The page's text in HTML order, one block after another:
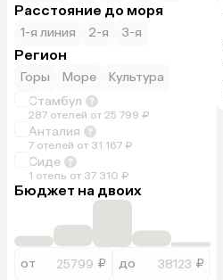
Расстояние до моря
1-я линия 2-я 3-я
Регион
Горы Море
Культура
Стамбул
287 отелей от 25 799 ₽
Анталия
7 отелей от 31 167 ₽
Сиде
1 отель от 37 310 ₽
Бюджет на двоих
от ₽ до ₽